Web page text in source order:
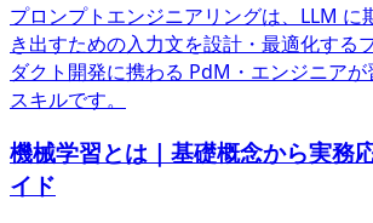
プロンプトエンジニアリングは、LLM に
き出すための入力文を設計・最適化する
ダクト開発に携わる PdM・エンジニア
スキルです。
機械学習とは｜基礎概念から実務
イド